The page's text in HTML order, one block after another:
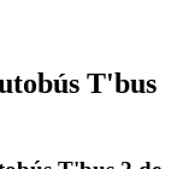
T'bus